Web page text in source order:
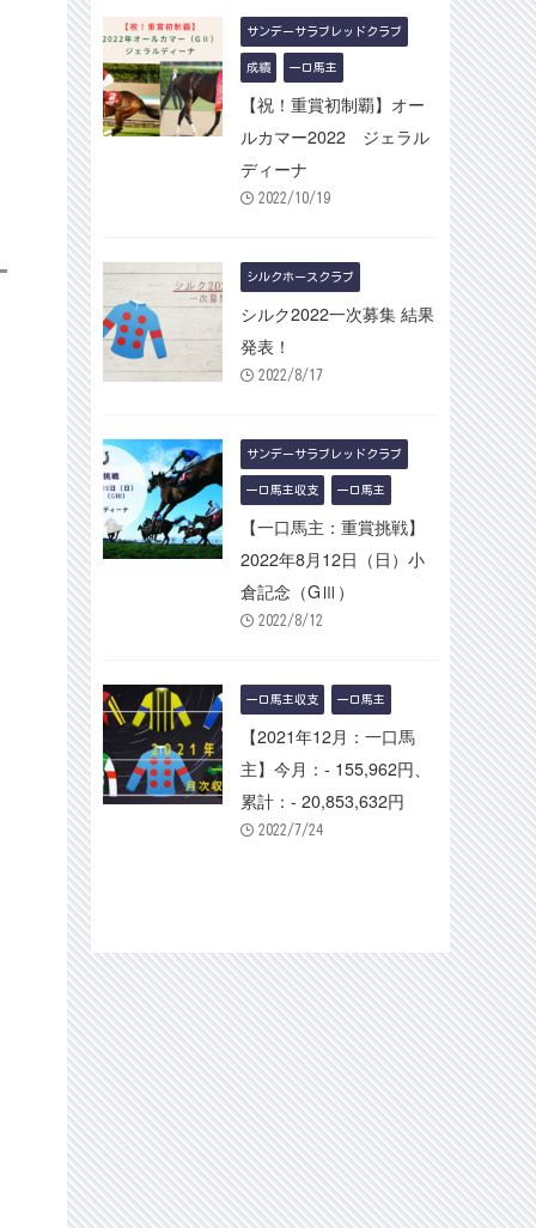
サンデーサラブレッドクラブ
成績 一口馬主
【祝！重賞初制覇】オー
ルカマー2022 ジェラル
ディーナ
2022/10/19
シルクホースクラブ
シルク2022一次募集 結果
発表！
2022/8/17
サンデーサラブレッドクラブ
一口馬主収支 一口馬主
【一口馬主：重賞挑戦】
2022年8月12日（日）小
倉記念（GⅢ）
2022/8/12
一口馬主収支 一口馬主
【2021年12月：一口馬
主】今月：- 155,962円、
累計：- 20,853,632円
2022/7/24